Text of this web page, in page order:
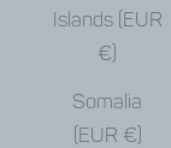
Islands (EUR
€)
Somalia
(EUR €)